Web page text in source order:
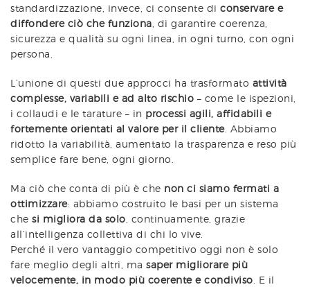
standardizzazione, invece, ci consente di conservare e
diffondere ciò che funziona , di garantire coerenza,
sicurezza e qualità su ogni linea, in ogni turno, con ogni
persona.
L’unione di questi due approcci ha trasformato attività
complesse, variabili e ad alto rischio – come le ispezioni,
i collaudi e le tarature – in processi agili, affidabili e
fortemente orientati al valore per il cliente. Abbiamo
ridotto la variabilità, aumentato la trasparenza e reso più
semplice fare bene, ogni giorno.
Ma ciò che conta di più è che non ci siamo fermati a
ottimizzare: abbiamo costruito le basi per un sistema
che si migliora da solo , continuamente, grazie
all’intelligenza collettiva di chi lo vive.
Perché il vero vantaggio competitivo oggi non è solo
fare meglio degli altri, ma saper migliorare più
velocemente, in modo più coerente e condiviso . E il